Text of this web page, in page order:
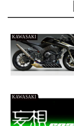
KAWASAKI
KAWASAKI